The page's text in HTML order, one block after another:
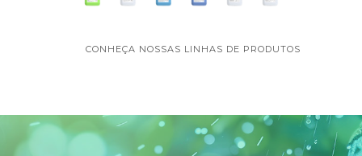
CONHEÇA NOSSAS LINHAS DE PRODUTOS